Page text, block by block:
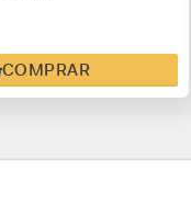
COMPRAR